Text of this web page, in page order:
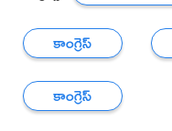
కాంగ్రెస్
కాంగ్రెస్